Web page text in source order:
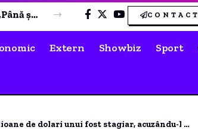
Cum a început travaliul Laurei Cosoi: „Cosmin monta un dulap”. Gestul celor patru fiice a avut un impact profund asupra ei. CONTACT
Extern Showbiz Sport
dolari unui fost stagiar, acuzându-l de sabotaj.